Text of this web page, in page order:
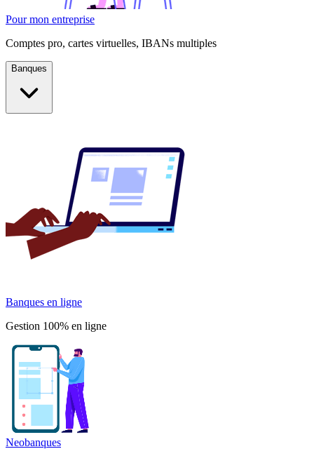
Pour mon entreprise
Comptes pro, cartes virtuelles, IBANs multiples
Banques
Banques en ligne
Gestion 100% en ligne
Neobanques